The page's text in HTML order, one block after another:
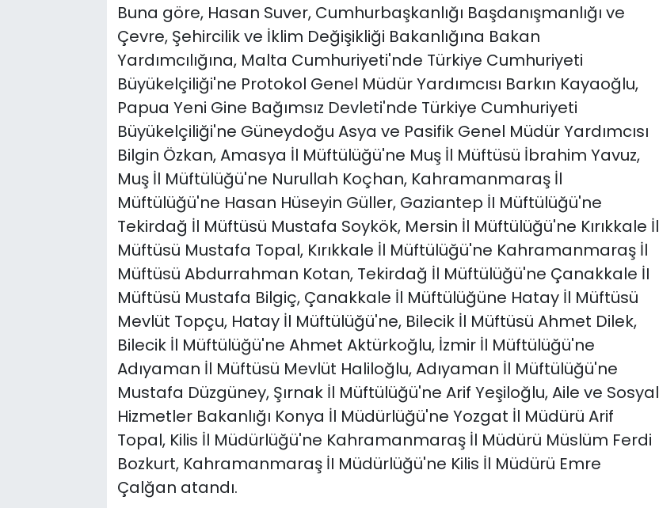
Buna göre, Hasan Suver, Cumhurbaşkanlığı Başdanışmanlığı ve
Çevre, Şehircilik ve İklim Değişikliği Bakanlığına Bakan
Yardımcılığına, Malta Cumhuriyeti'nde Türkiye Cumhuriyeti
Büyükelçiliği'ne Protokol Genel Müdür Yardımcısı Barkın Kayaoğlu,
Papua Yeni Gine Bağımsız Devleti'nde Türkiye Cumhuriyeti
Büyükelçiliği'ne Güneydoğu Asya ve Pasifik Genel Müdür Yardımcısı
Bilgin Özkan, Amasya İl Müftülüğü'ne Muş İl Müftüsü İbrahim Yavuz,
Muş İl Müftülüğü'ne Nurullah Koçhan, Kahramanmaraş İl
Müftülüğü'ne Hasan Hüseyin Güller, Gaziantep İI Müftülüğü'ne
Tekirdağ İl Müftüsü Mustafa Soykök, Mersin İl Müftülüğü'ne Kırıkkale İl
Müftüsü Mustafa Topal, Kırıkkale İl Müftülüğü'ne Kahramanmaraş İl
Müftüsü Abdurrahman Kotan, Tekirdağ İl Müftülüğü'ne Çanakkale İI
Müftüsü Mustafa Bilgiç, Çanakkale İl Müftülüğüne Hatay İl Müftüsü
Mevlüt Topçu, Hatay İl Müftülüğü'ne, Bilecik İl Müftüsü Ahmet Dilek,
Bilecik İl Müftülüğü'ne Ahmet Aktürkoğlu, İzmir İl Müftülüğü'ne
Adıyaman İl Müftüsü Mevlüt Haliloğlu, Adıyaman İl Müftülüğü'ne
Mustafa Düzgüney, Şırnak İl Müftülüğü'ne Arif Yeşiloğlu, Aile ve Sosyal
Hizmetler Bakanlığı Konya İl Müdürlüğü'ne Yozgat İl Müdürü Arif
Topal, Kilis İl Müdürlüğü'ne Kahramanmaraş İl Müdürü Müslüm Ferdi
Bozkurt, Kahramanmaraş İI Müdürlüğü'ne Kilis İl Müdürü Emre
Çalğan atandı.